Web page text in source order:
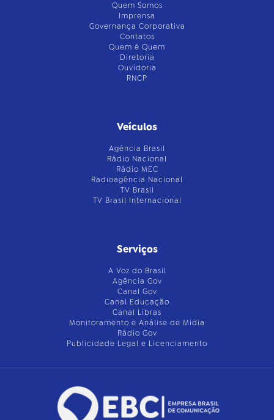
Quem Somos
Imprensa
Governança Corporativa
Contatos
Quem é Quem
Diretoria
Ouvidoria
RNCP
Veículos
Agência Brasil
Rádio Nacional
Rádio MEC
Radioagência Nacional
TV Brasil
TV Brasil Internacional
Serviços
A Voz do Brasil
Agência Gov
Canal Gov
Canal Educação
Canal Libras
Monitoramento e Análise de Mídia
Rádio Gov
Publicidade Legal e Licenciamento